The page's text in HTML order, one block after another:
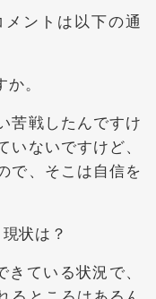
ントは以下の通
。
苦戦したんですけ
ないですけど、
で、そこは自信を
状は？
ている状況で、